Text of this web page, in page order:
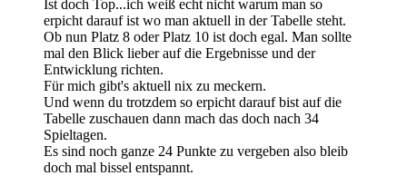
Ist doch Top...ich weiß echt nicht warum man so
erpicht darauf ist wo man aktuell in der Tabelle steht.
Ob nun Platz 8 oder Platz 10 ist doch egal. Man sollte
mal den Blick lieber auf die Ergebnisse und der
Entwicklung richten.
Für mich gibt's aktuell nix zu meckern.
Und wenn du trotzdem so erpicht darauf bist auf die
Tabelle zuschauen dann mach das doch nach 34
Spieltagen.
Es sind noch ganze 24 Punkte zu vergeben also bleib
doch mal bissel entspannt.